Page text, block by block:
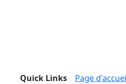
Quick Links Page